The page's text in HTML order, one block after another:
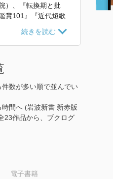
）、『転換期と批
賞101』『近代短歌
す。」
数が多い順で並んでい
間へ (岩波新書 新赤版
23作品から、ブクログ
電子書籍